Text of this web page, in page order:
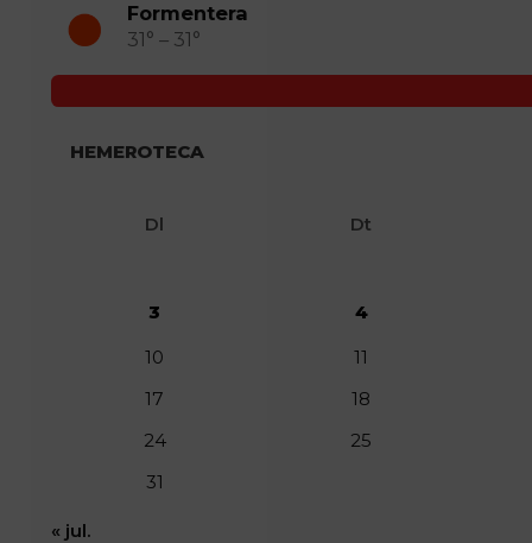
Formentera
31° – 31°
HEMEROTECA
Dl Dt
3
4
10
11
17
18
24
25
31
« jul.